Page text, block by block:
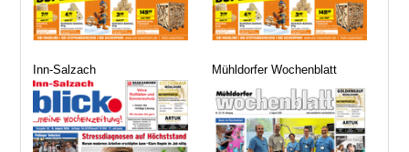
Inn-Salzach Mühldorfer Wochenblatt